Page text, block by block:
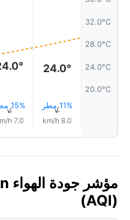
32.0°C
28.0°C
24.0°C
20.0°C
24.0°
11% مطر↑
8.0 km/h
15% مطر↑
7.0 km/h
(AQI)